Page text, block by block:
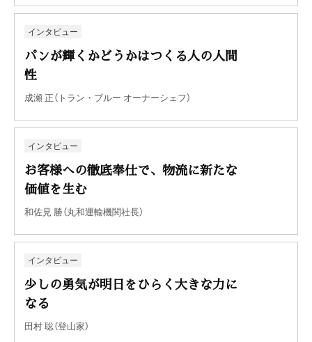
インタビュー
パンが輝くかどうかはつくる人の人間
性
成瀬 正（トラン・ブルー オーナーシェフ）
インタビュー
お客様への徹底奉仕で、物流に新たな
価値を生む
和佐見 勝（丸和運輸機関社長）
インタビュー
少しの勇気が明日をひらく大きな力に
なる
田村 聡（登山家）